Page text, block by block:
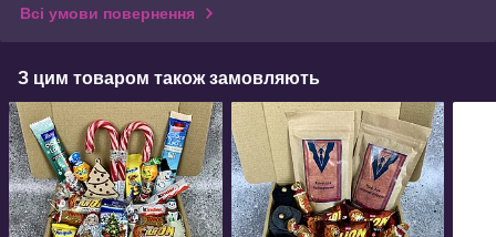
Всі умови повернення
З цим товаром також замовляють